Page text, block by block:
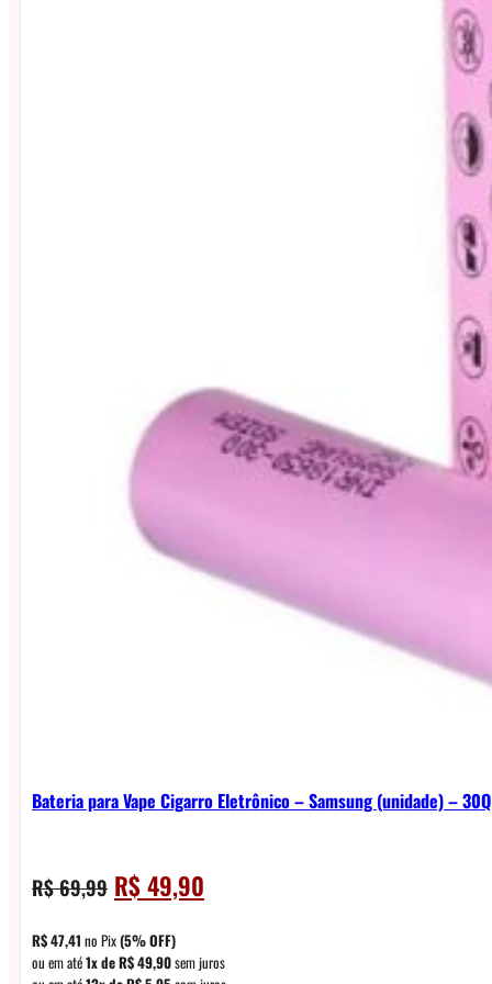
Bateria para Vape Cigarro Eletrônico – Samsung (unidade) –
R$69,99 O
preço
original
era:
R$49,90
preço
é:
R$47,41 no Pix(5% OFF)
ou em até1x deR$49,90sem juros